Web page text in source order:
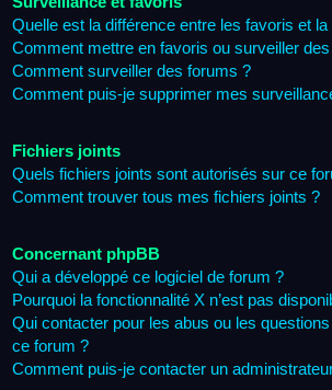
Quelle est la différence entre les favoris et
Comment mettre en favoris ou surveiller
Comment surveiller des forums ?
Comment puis-je supprimer mes
Fichiers joints
Quels fichiers joints sont autorisés sur ce
Comment trouver tous mes fichiers joints ?
Concernant phpBB
Qui a développé ce logiciel de forum ?
Pourquoi la fonctionnalité X n’est pas
Qui contacter pour les abus ou les
ce forum ?
Comment puis-je contacter un